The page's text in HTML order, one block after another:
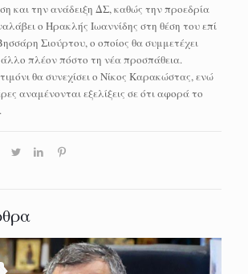
και την ανάδειξη ΔΣ, καθώς την προεδρία
ο Ηρακλής Ιωαννίδης στη θέση του επί
Σιούρτου, ο οποίος θα συμμετέχει
πλέον πόστο τη νέα προσπάθεια.
θα συνεχίσει ο Νίκος Καρακώστας, ενώ
αναμένονται εξελίξεις σε ότι αφορά το